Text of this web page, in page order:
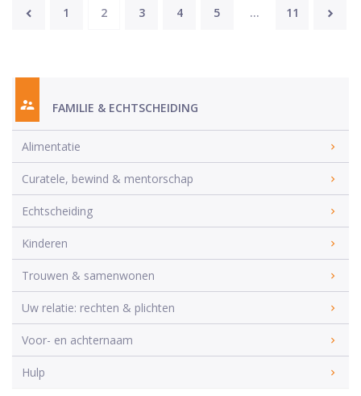
1 2 3 4 5 … 11
FAMILIE & ECHTSCHEIDING
Alimentatie
Curatele, bewind & mentorschap
Echtscheiding
Kinderen
Trouwen & samenwonen
Uw relatie: rechten & plichten
Voor- en achternaam
Hulp